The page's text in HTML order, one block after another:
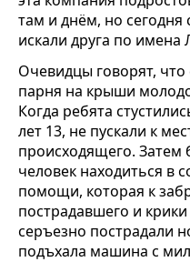
там и днём, но
искали друга по
Очевидцы говорят, что
парня на крыши
Когда ребята
лет 13, не пускали к
происходящего. Затем
человек находиться в
помощи, которая к
пострадавшего и
серъезно пострадали
подъхала машина с